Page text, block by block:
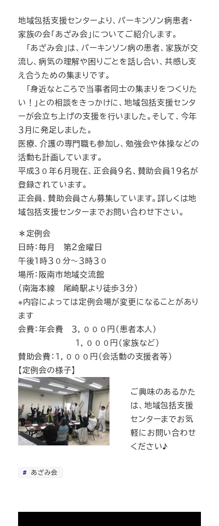
地域包括支援センターより、パーキンソン病患者・
家族の会「あざみ会」についてご紹介します。
「あざみ会」は、パーキンソン病の患者、家族が交
流し、病気の理解や困りごとを話し合い、共感し支
え合うための集まりです。
「身近なところで当事者同士の集まりをつくりた
い！」との相談をきっかけに、地域包括支援センタ
ーが会立ち上げの支援を行いました。そして、今年
３月に発足しました。
医療、介護の専門職も参加し、勉強会や体操などの
活動も計画しています。
平成３０年６月現在、正会員９名、賛助会員１９名が
登録されています。
正会員、賛助会員さん募集しています。詳しくは地
域包括支援センターまでお問い合わせ下さい。
＊定例会
日時：毎月 第２金曜日
午後１時３０分～３時３０
場所：阪南市地域交流館
（南海本線 尾崎駅より徒歩３分）
※内容によっては定例会場が変更になることがあり
ます
会費：年会費 ３，０００円（患者本人）
１，０００円（家族など）
賛助会費：１，０００円（会活動の支援者等）
【定例会の様子】
ご興味のあるかた
は、地域包括支援
センターまでお気
軽にお問い合わせ
ください♪
あざみ会